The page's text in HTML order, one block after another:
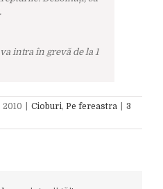
intra în grevă de la 1
2010 Cioburi, Pe fereastra
3